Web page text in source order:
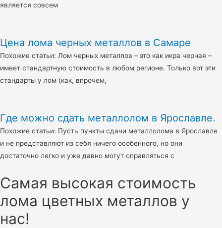
является совсем
Цена лома черных металлов в Самаре
Похожие статьи: Лом черных металлов – это как икра черная –
имеет стандартную стоимость в любом регионе. Только вот эти
стандарты у лом (как, впрочем,
Где можно сдать металлолом в Ярославле.
Похожие статьи: Пусть пункты сдачи металлолома в Ярославле
и не представляют из себя ничего особенного, но они
достаточно легко и уже давно могут справляться с
Самая высокая стоимость
лома цветных металлов у
нас!